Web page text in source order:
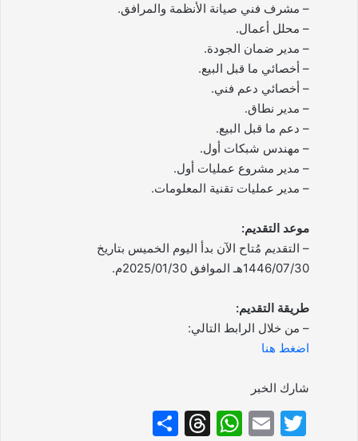
– مشرف فني صيانة الأنظمة والمرافق.
– محلل أعمال.
– مدير ضمان الجودة.
– أخصائي ما قبل البيع.
– أخصائي دعم فني.
– مدير نطاق.
– دعم ما قبل البيع.
– مهندس شبكات أول.
– مدير مشروع عمليات أول.
– مدير عمليات تقنية المعلومات.
موعد التقديم:
– التقديم مُتاح الآن بدأ اليوم الخميس بتاريخ
1446/07/30هـ الموافق 2025/01/30م.
طريقة التقديم:
– من خلال الرابط التالي:
اضغط هنا
شارك الخبر
T
E
W
T